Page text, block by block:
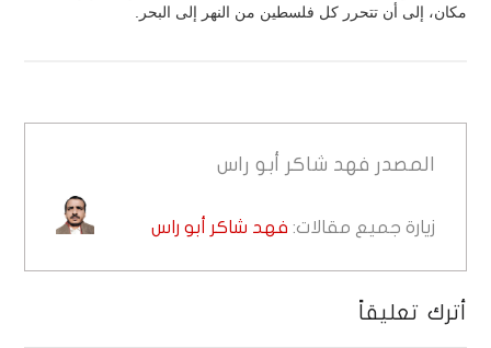
مكان، إلى أن تتحرر كل فلسطين من النهر إلى البحر.
المصدر فهد شاكر أبو راس
زيارة جميع مقالات: فهد شاكر أبو راس
أترك تعليقاً